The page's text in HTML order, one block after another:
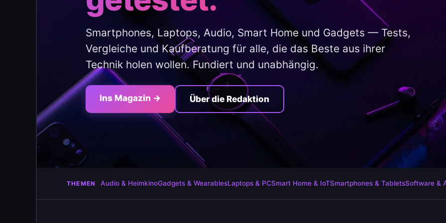
Smartphones, Laptops, Audio, Smart Home und Gadgets — Tests,
Vergleiche und Kaufberatung für alle, die das Beste aus ihrer
Technik holen wollen. Fundiert und unabhängig.
Ins Magazin → Über die Redaktion
THEMEN Audio & HeimkinoGadgets & WearablesLaptops & PCSmart Home & IoTSmartphones & TabletsSoftware &